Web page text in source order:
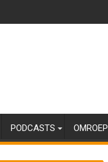
PODCASTS OMROEP